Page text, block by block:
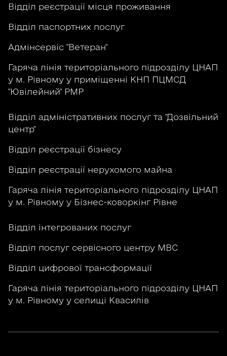
Відділ реєстрації місця проживання
Відділ паспортних послуг
Адмінсервіс "Ветеран"
Гаряча лінія територіального підрозділу ЦНАП
у м. Рівному у приміщенні КНП ПЦМСД
"Ювілейний" РМР
Відділ адміністративних послуг та "Дозвільний
центр"
Відділ реєстрації бізнесу
Відділ реєстрації нерухомого майна
Гаряча лінія територіального підрозділу ЦНАП
у м. Рівному у Бізнес-коворкінг Рівне
Відділ інтегрованих послуг
Відділ послуг сервісного центру МВС
Відділ цифрової трансформації
Гаряча лінія територіального підрозділу ЦНАП
у м. Рівному у селищі Квасилів